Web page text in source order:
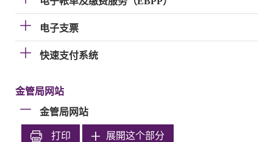
电子支票
快速支付系统
金管局网站
金管局网站
打印 展開这个部分